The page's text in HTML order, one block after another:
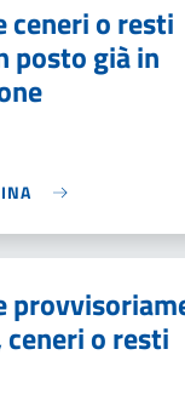
ceneri o resti
posto già in
ceneri o resti